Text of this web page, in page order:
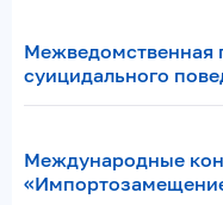
Межведомственная
суицидального
Международные